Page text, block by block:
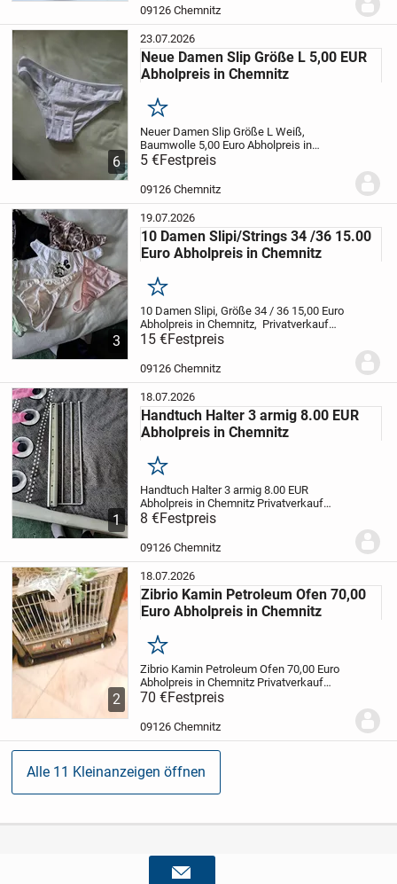
09126 Chemnitz
6
23.07.2026
Neue Damen Slip Größe L 5,00 EUR
Abholpreis in Chemnitz
Merken
Neuer Damen Slip Größe L Weiß,
Baumwolle 5,00 Euro Abholpreis in
ChemnitzPrivatverkauf daher keine
Rücknahme oder Gewährleistung
5 €Festpreis
09126 Chemnitz
3
19.07.2026
10 Damen Slipi/Strings 34 /36 15.00
Euro Abholpreis in Chemnitz
Merken
10 Damen Slipi, Größe 34 / 36 15,00 Euro
Abholpreis in Chemnitz, Privatverkauf
daher keine Rücknahme, Garantie oder
Gewährleistung
15 €Festpreis
09126 Chemnitz
1
18.07.2026
Handtuch Halter 3 armig 8.00 EUR
Abholpreis in Chemnitz
Merken
Handtuch Halter 3 armig 8.00 EUR
Abholpreis in Chemnitz Privatverkauf
daher keine Rücknahme, Garantie oder
Gewährleistung
8 €Festpreis
09126 Chemnitz
2
18.07.2026
Zibrio Kamin Petroleum Ofen 70,00
Euro Abholpreis in Chemnitz
Merken
Zibrio Kamin Petroleum Ofen 70,00 Euro
Abholpreis in Chemnitz Privatverkauf
daher keine Rücknahme, Garantie oder
Gewährleistung
werden!
70 €Festpreis
09126 Chemnitz
Alle 11 Kleinanzeigen öffnen